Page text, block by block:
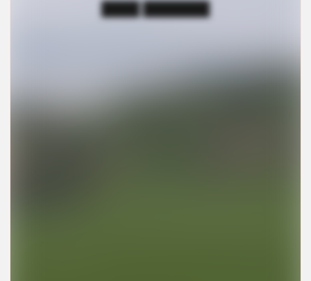
████ ███████